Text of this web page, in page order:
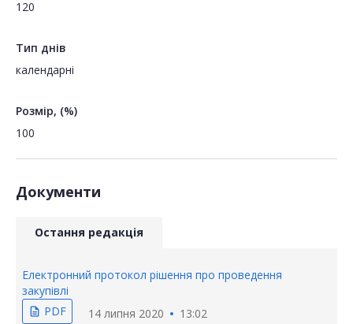
120
Тип днів
календарні
Розмір, (%)
100
Документи
Остання редакція
Електронний протокол рішення про проведення
закупівлі
description PDF 14 липня 2020 13:02